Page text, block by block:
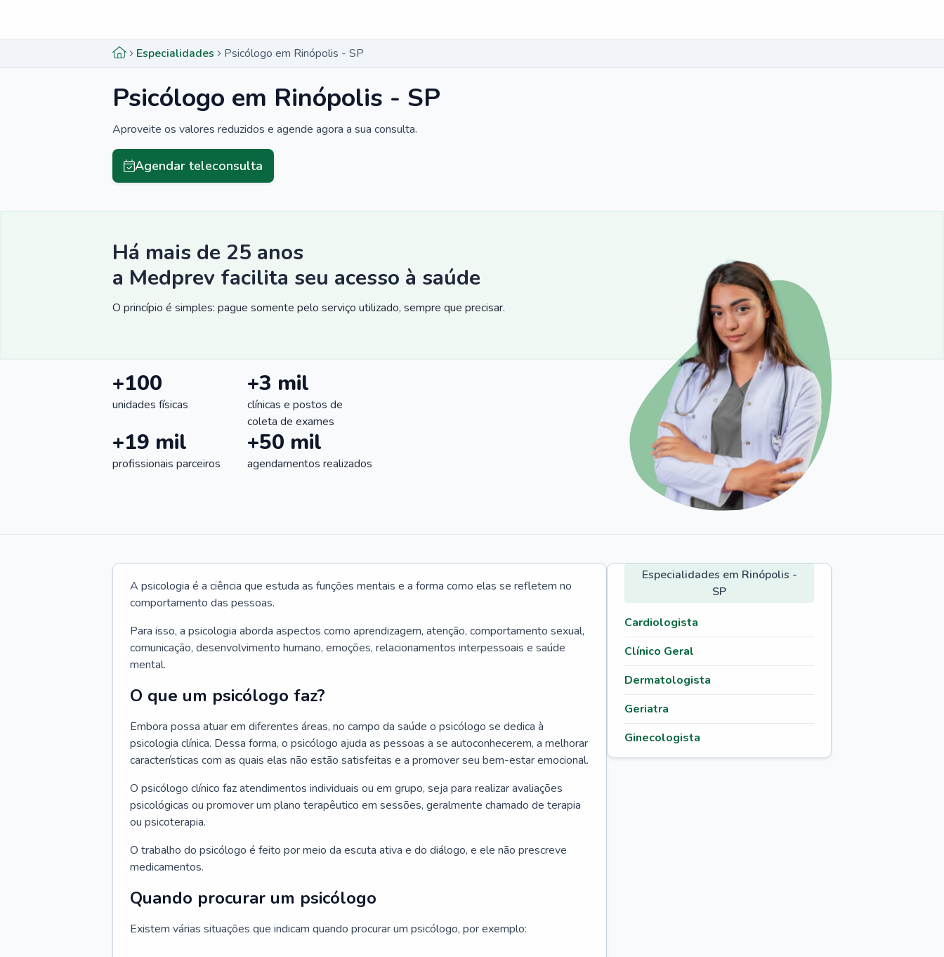
Especialidades Psicólogo em Rinópolis - SP
Psicólogo em Rinópolis - SP
Aproveite os valores reduzidos e agende agora a sua consulta.
Agendar teleconsulta
Há mais de 25 anos
a Medprev facilita seu acesso à saúde
O princípio é simples: pague somente pelo serviço utilizado, sempre que precisar.
+100
unidades físicas
+3 mil
clínicas e postos de
coleta de exames
+19 mil
profissionais parceiros
+50 mil
agendamentos realizados
A psicologia é a ciência que estuda as funções mentais e a forma como elas se refletem no
comportamento das pessoas.
Para isso, a psicologia aborda aspectos como aprendizagem, atenção, comportamento sexual,
comunicação, desenvolvimento humano, emoções, relacionamentos interpessoais e saúde
mental.
O que um psicólogo faz?
Embora possa atuar em diferentes áreas, no campo da saúde o psicólogo se dedica à
psicologia clínica. Dessa forma, o psicólogo ajuda as pessoas a se autoconhecerem, a melhorar
características com as quais elas não estão satisfeitas e a promover seu bem-estar emocional.
O psicólogo clínico faz atendimentos individuais ou em grupo, seja para realizar avaliações
psicológicas ou promover um plano terapêutico em sessões, geralmente chamado de terapia
ou psicoterapia.
O trabalho do psicólogo é feito por meio da escuta ativa e do diálogo, e ele não prescreve
medicamentos.
Quando procurar um psicólogo
Existem várias situações que indicam quando procurar um psicólogo, por exemplo:
Especialidades em Rinópolis -
SP
Cardiologista
Clínico Geral
Dermatologista
Geriatra
Ginecologista